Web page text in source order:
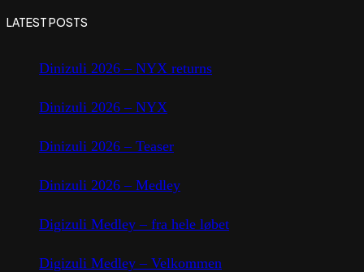
LATEST POSTS
Dinizuli 2026 – NYX returns
Dinizuli 2026 – NYX
Dinizuli 2026 – Teaser
Dinizuli 2026 – Medley
Digizuli Medley – fra hele løbet
Digizuli Medley – Velkommen